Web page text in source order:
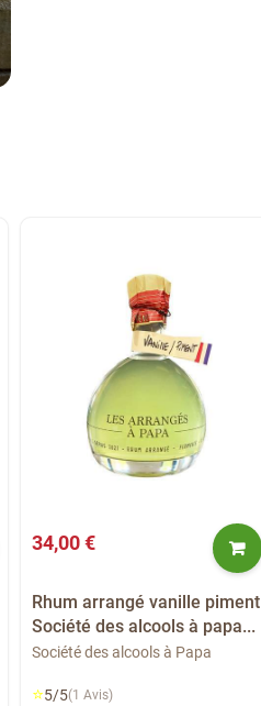
34,00 €
Rhum arrangé vanille piment
Société des alcools à papa...
Société des alcools à Papa
⭐5/5(1 Avis)